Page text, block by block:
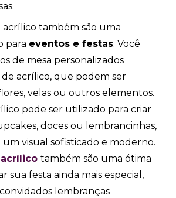
também são uma
para eventos e festas. Você
de mesa personalizados
acrílico, que podem ser
velas ou outros elementos.
pode ser utilizado para criar
doces ou lembrancinhas,
visual sofisticado e moderno.
acrílicotambém são uma ótima
sua festa ainda mais especial,
lembranças